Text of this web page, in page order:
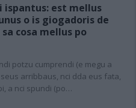
ispantus: est mellus
o is giogadoris de
cosa mellus po
potzu cumprendi (e megu a
arribbaus, nci dda eus fata,
a nci spundi (po…